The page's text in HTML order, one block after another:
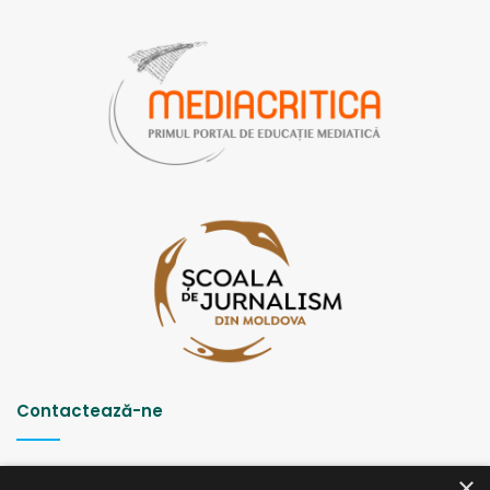
Pe de altă parte, Legea cu privire la asigurarea egalității
reglementează o formă apropiată discursului de ură –
instigarea la discriminare, iar Consiliul pentru prevenirea
poate emite un proces-verbal de constatare a
contravenției, care trebuie apoi să fie menținut de instanță.
Altfel spus, Consiliul nu poate impune sancțiuni pe cont
Contactează-ne
Strada Șciusev, 53